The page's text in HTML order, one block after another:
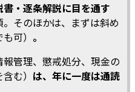
・逐条解説に目を通す
。そのほかは、まずは斜め
可） 。
報管理、懲戒処分、現金の
む） は、年に一度は通読